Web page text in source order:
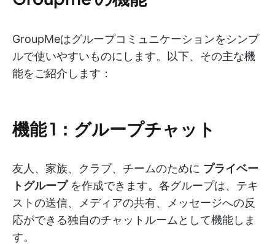
GroupMeはグループコミュニケーションをシンプ
ルで使いやすいものにします。以下、その主な機
能をご紹介します：
機能 1：グループチャット
友人、家族、クラブ、チームのために プライベー
トグループを作成できます。各グループは、テキ
ストの送信、メディアの共有、メッセージへの反
応ができる独自のチャットルームとして機能しま
す。